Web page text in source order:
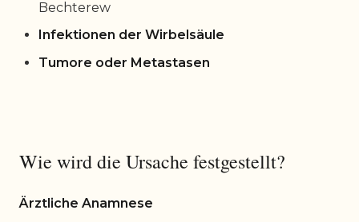
Bechterew
Infektionen der Wirbelsäule
Tumore oder Metastasen
Wie wird die Ursache festgestellt?
Ärztliche Anamnese